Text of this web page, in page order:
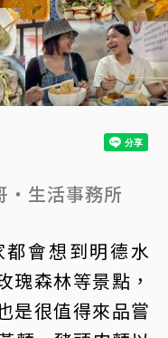
生活事務所
會想到明德水
瑰森林等景點，
是很值得來品嘗